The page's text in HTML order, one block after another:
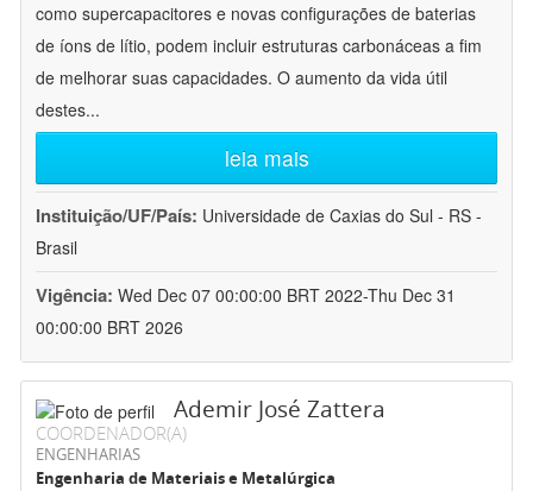
como supercapacitores e novas configurações de baterias
de íons de lítio, podem incluir estruturas carbonáceas a fim
de melhorar suas capacidades. O aumento da vida útil
destes...
leia mais
Instituição/UF/País: Universidade de Caxias do Sul - RS -
Brasil
Vigência: Wed Dec 07 00:00:00 BRT 2022-Thu Dec 31
00:00:00 BRT 2026
Ademir José Zattera
COORDENADOR(A)
ENGENHARIAS
Engenharia de Materiais e Metalúrgica